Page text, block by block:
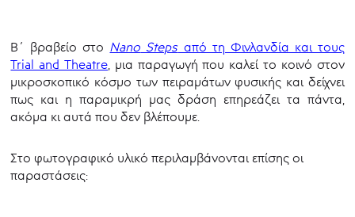
Β΄ βραβείο στο Nano Stepsαπό τη Φινλανδία και τους
Trial and Theatre, μια παραγωγή που καλεί το κοινό στον
μικροσκοπικό κόσμο των πειραμάτων φυσικής και δείχνει
πως και η παραμικρή μας δράση επηρεάζει τα πάντα,
ακόμα κι αυτά που δεν βλέπουμε.
Στο φωτογραφικό υλικό περιλαμβάνονται επίσης οι
παραστάσεις: